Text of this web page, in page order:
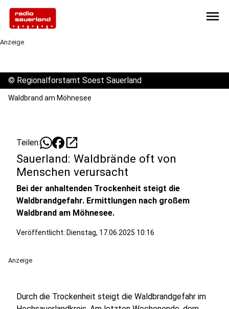
menu
Anzeige
© Regionalforstamt Soest Sauerland
Waldbrand am Möhnesee
Teilen: open_in_new
Sauerland: Waldbrände oft von
Menschen verursacht
Bei der anhaltenden Trockenheit steigt die
Waldbrandgefahr. Ermittlungen nach großem
Waldbrand am Möhnesee.
Veröffentlicht: Dienstag, 17.06.2025 10:16
Anzeige
Durch die Trockenheit steigt die Waldbrandgefahr im